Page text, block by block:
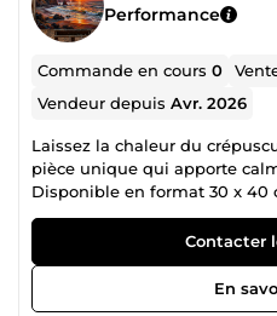
Performance
Commande en cours0
Vendeur depuisAvr. 2026
Laissez la chaleur du
pièce unique qui apporte
Disponible en format 30 x 40
cm. Contactez-moi pour plus
Contacter
En